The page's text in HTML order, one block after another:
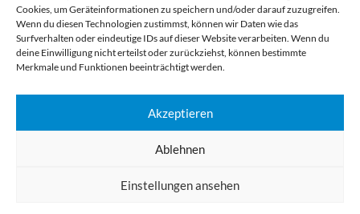
Cookies, um Geräteinformationen zu speichern und/oder darauf zuzugreifen.
Wenn du diesen Technologien zustimmst, können wir Daten wie das
Surfverhalten oder eindeutige IDs auf dieser Website verarbeiten. Wenn du
deine Einwilligung nicht erteilst oder zurückziehst, können bestimmte
Merkmale und Funktionen beeinträchtigt werden.
Akzeptieren
Ablehnen
Einstellungen ansehen